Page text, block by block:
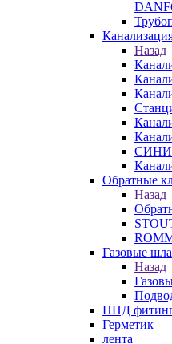
Назад
Обратные
Назад
Газовые
Назад
ПНД
Герметик
лента